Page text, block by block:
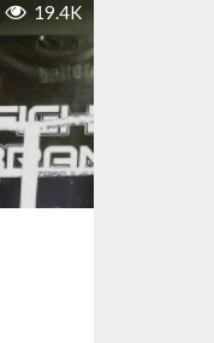
19.4K